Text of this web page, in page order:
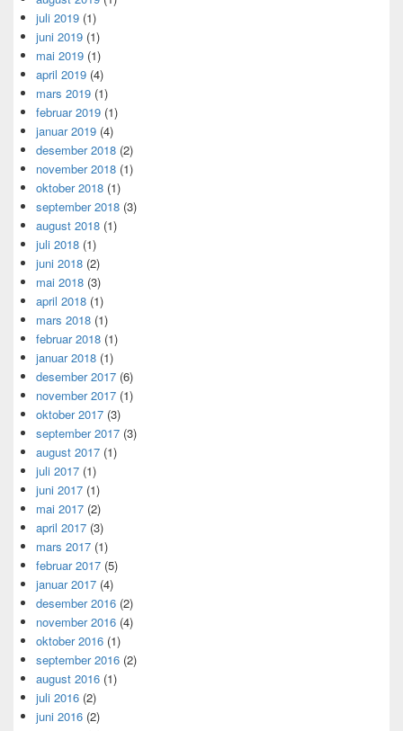
juli 2019 (1)
juni 2019 (1)
mai 2019 (1)
april 2019 (4)
mars 2019 (1)
februar 2019 (1)
januar 2019 (4)
desember 2018 (2)
november 2018 (1)
oktober 2018 (1)
september 2018 (3)
august 2018 (1)
juli 2018 (1)
juni 2018 (2)
mai 2018 (3)
april 2018 (1)
mars 2018 (1)
februar 2018 (1)
januar 2018 (1)
desember 2017 (6)
november 2017 (1)
oktober 2017 (3)
september 2017 (3)
august 2017 (1)
juli 2017 (1)
juni 2017 (1)
mai 2017 (2)
april 2017 (3)
mars 2017 (1)
februar 2017 (5)
januar 2017 (4)
desember 2016 (2)
november 2016 (4)
oktober 2016 (1)
september 2016 (2)
august 2016 (1)
juli 2016 (2)
juni 2016 (2)